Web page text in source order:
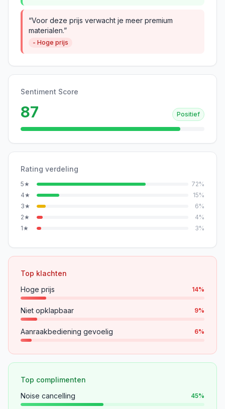
“Voor deze prijs verwacht je meer premium
materialen.”
- Hoge prijs
Sentiment Score
87 Positief
Rating verdeling
5★ 72%
4★ 15%
3★ 6%
2★ 4%
1★ 3%
Top klachten
Hoge prijs
14%
Niet opklapbaar 9%
Aanraakbediening gevoelig 6%
Top complimenten
Noise cancelling
45%